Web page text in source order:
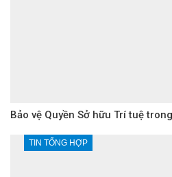
Bảo vệ Quyền Sở hữu Trí tuệ
TIN TỔNG HỢP